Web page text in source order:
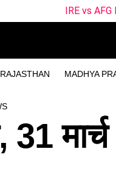
RAJASTHAN MADHYA
vs AFG Dream11
31